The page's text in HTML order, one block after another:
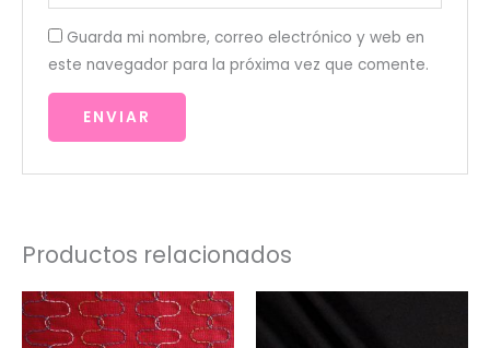
Guarda mi nombre, correo electrónico y web en
este navegador para la próxima vez que comente.
Productos relacionados